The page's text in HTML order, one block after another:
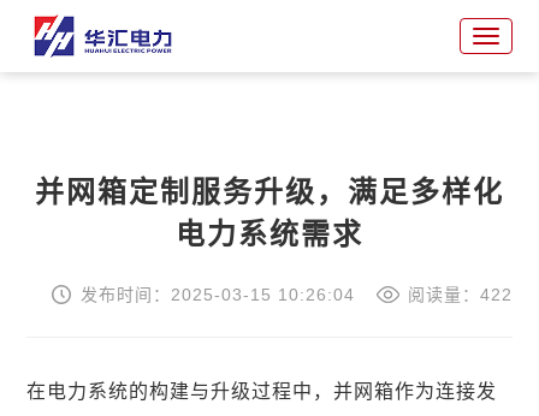
并网箱定制服务升级，满足多样化
电力系统需求
发布时间：2025-03-15 10:26:04 阅读量：422
在电力系统的构建与升级过程中，并网箱作为连接发